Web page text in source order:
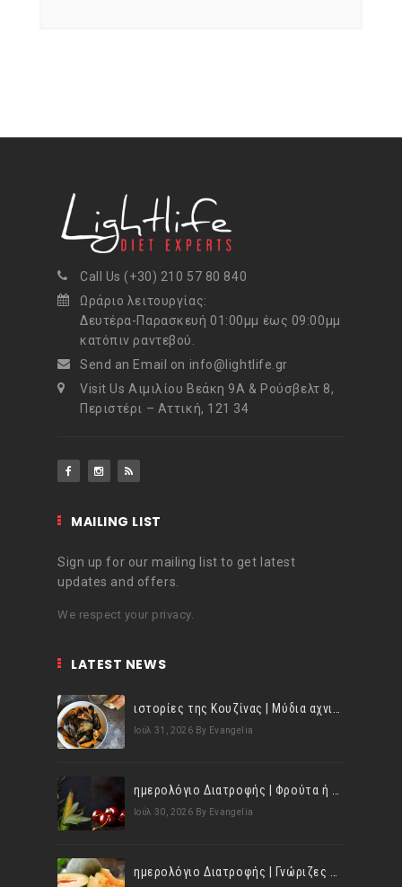
Call Us (+30) 210 57 80 840
Ωράριο λειτουργίας:
Δευτέρα-Παρασκευή 01:00μμ έως 09:00μμ
κατόπιν ραντεβού.
Send an Email on info@lightlife.gr
Visit Us Αιμιλίου Βεάκη 9Α & Ρούσβελτ 8,
Περιστέρι – Αττική, 121 34
MAILING LIST
Sign up for our mailing list to get latest
updates and offers.
We respect your privacy.
LATEST NEWS
Ιούλ 31, 2026 By Evangelia
Ιούλ 30, 2026 By Evangelia